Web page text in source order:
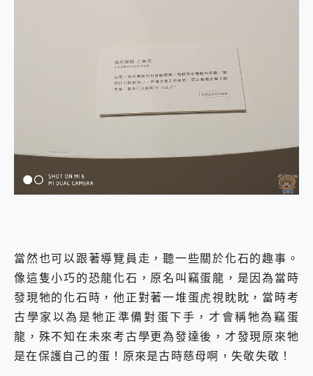
當然也可以跟著導覽員走，聽一些關於化石的趣事。
像這隻小巧的恐龍化石，原名叫竊蛋龍，是因為當時
發現牠的化石時，他正對著一堆蛋虎視眈眈，當時考
古學家以為是牠正準備對蛋下手，才會稱牠為竊蛋
龍，殊不知在未來考古學更為發達後，才發現原來牠
是在保護自己的蛋！原來是古時慈母啊，失敬失敬！